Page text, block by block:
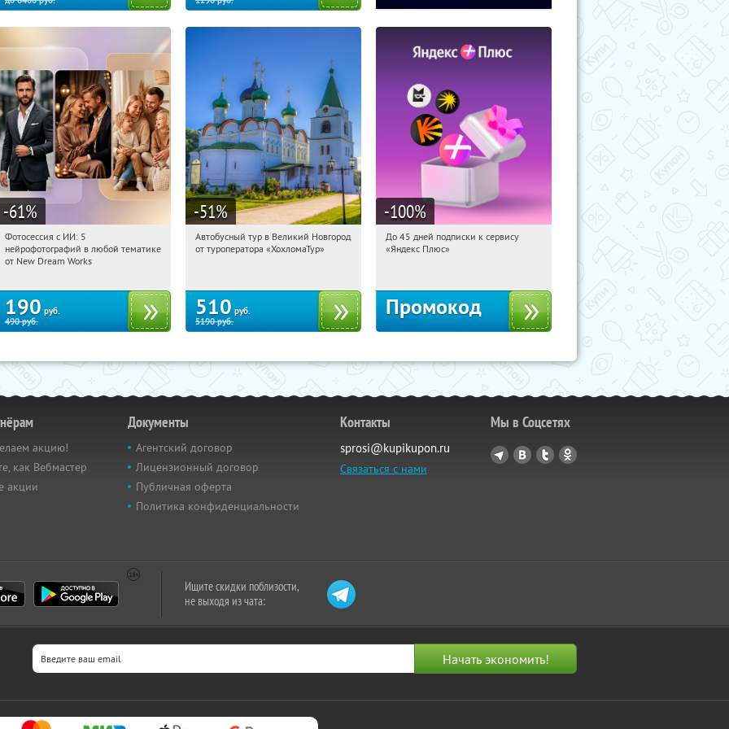
-61%
05:49:37
Россия
Фотосессия с ИИ: 5
нейрофотографий в любой тематике
от New Dream Works
190 руб.
490руб.
-51%
05:49:37 Купили:2
Автобусный тур в Великий Новгород
от туроператора «ХохломаТур»
510 руб.
5190руб.
-100%
05:49:37 Получили:
До 45 дней подписки к сервису
«Яндекс Плюс»
Промокод
акцию!
как Вебмастер
акции
Документы
Агентский договор
Лицензионный договор
Публичная оферта
Политика конфиденциальности
Контакты
sprosi@kupikupon.ru
Связаться с нами
Мы в Соцсетях
Ищите скидки поблизости,
не выходя из чата: